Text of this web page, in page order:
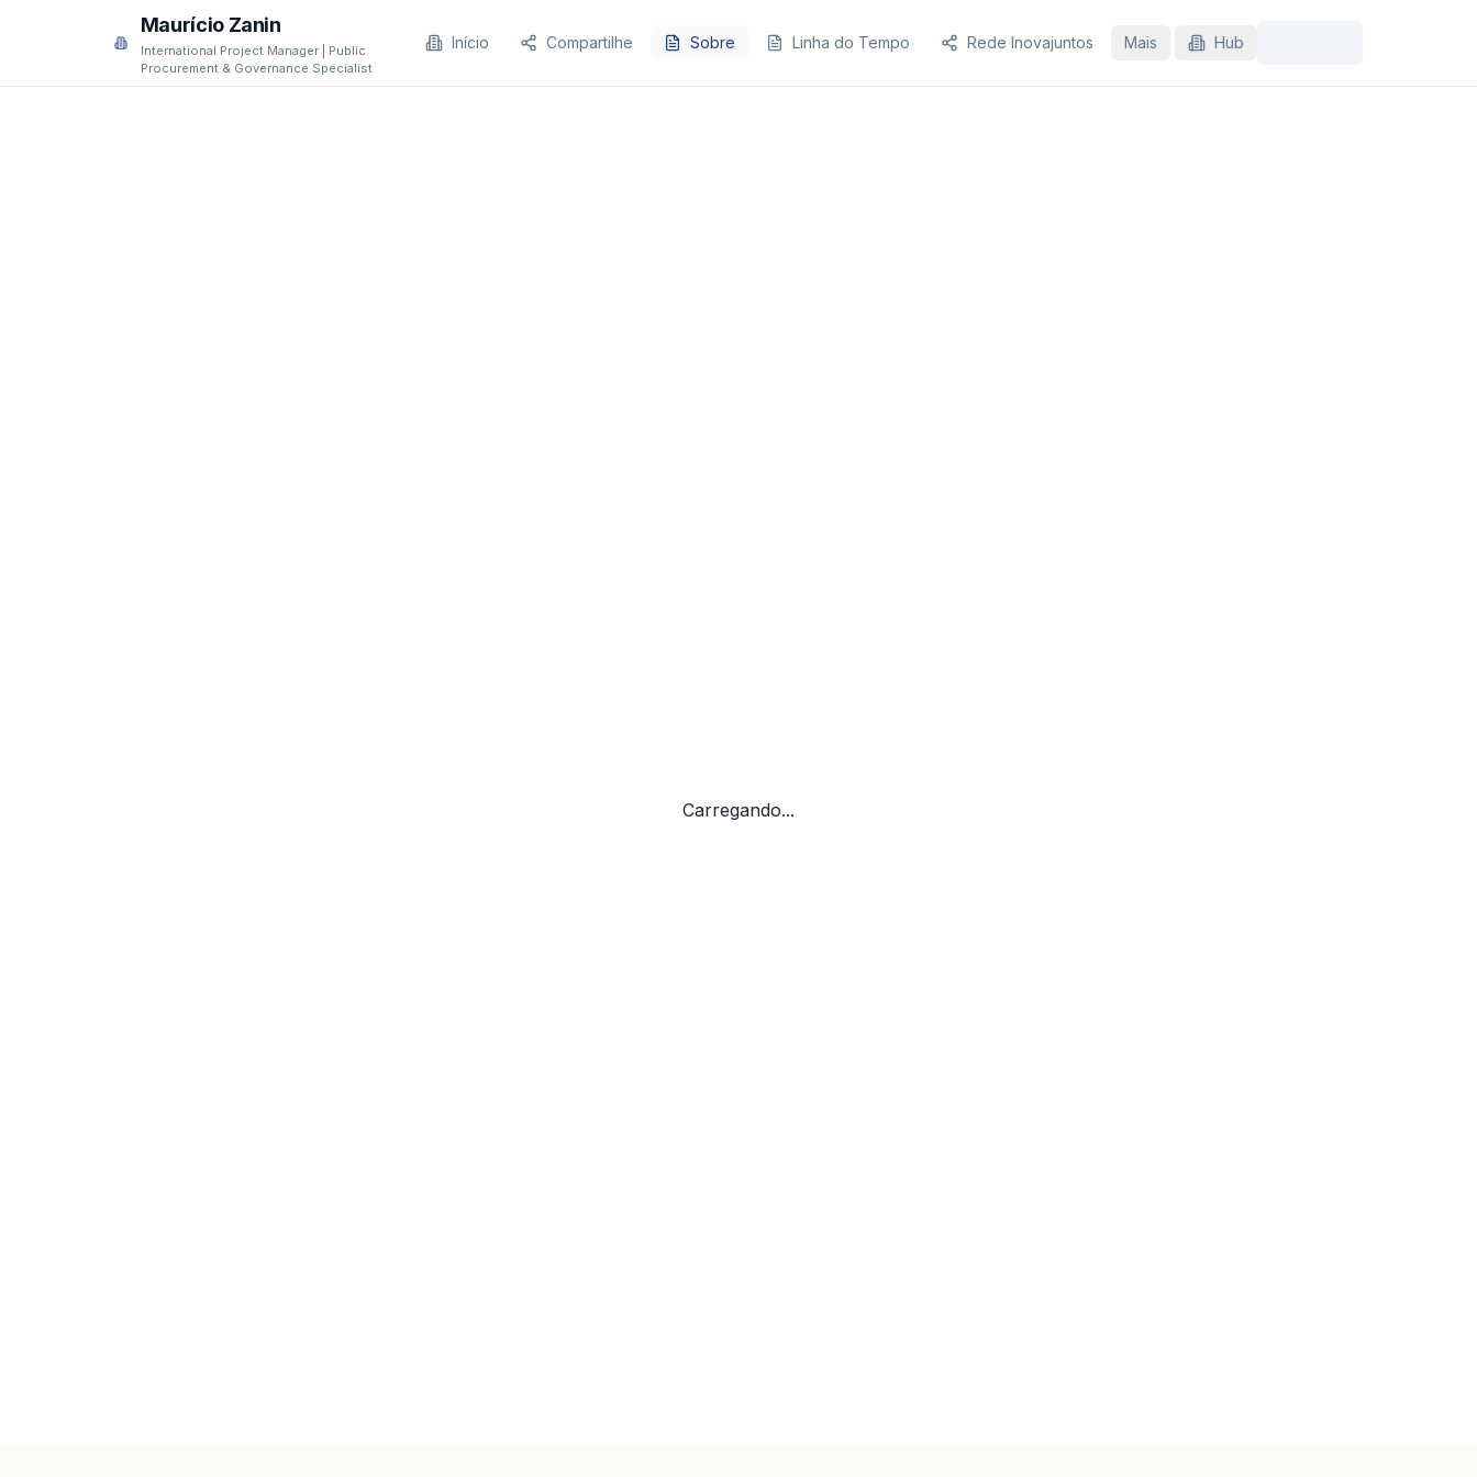
Maurício Zanin
International Project Manager | Public
Procurement & Governance Specialist
Início Compartilhe Sobre Linha do Tempo Rede Inovajuntos Mais Hub
Carregando...